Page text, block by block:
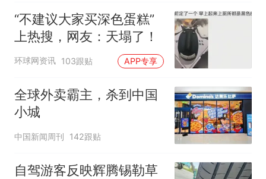
“不建议大家买深色蛋糕”
上热搜，网友：天塌了！
环球网资讯 103跟贴 APP专享
全球外卖霸主，杀到中国
小城
中国新闻周刊 142跟贴
自驾游客反映辉腾锡勒草